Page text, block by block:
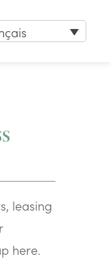
leasing
here.